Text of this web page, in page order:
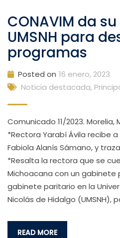
CONAVIM da
UMSNH para
programas
Posted on 16 enero, 2023
Noticia destacada,
Comunicado 11/2023. Morelia,
*Rectora Yarabí Ávila recibe a
Fabiola Alanís Sámano, y
*Resalta la rectora que se
Michoacana con un gabinete
gabinete paritario en la
Nicolás de Hidalgo (UMSNH),
READ MORE